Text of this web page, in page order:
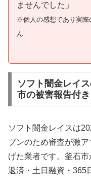
ませんでした」
※個人の感想であり実際
ん
ソフト闇金レイ
市の被害報告付き
ソフト闇金レイスは
プンのため審査が激
げた業者です。釜石
返済・土日融資・365